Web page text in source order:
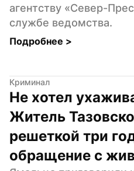
агентству «Север-
службе ведомства.
Подробнее >
Криминал
Не хотел
Житель
решеткой три
обращение с